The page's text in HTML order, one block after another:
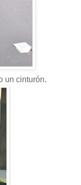
un cinturón.